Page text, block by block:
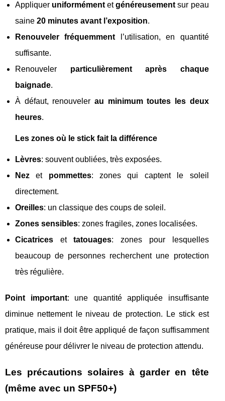
Appliquer uniformément etgénéreusement sur peau
saine 20 minutes avant l’exposition.
Renouveler fréquemment l’utilisation, en quantité
suffisante.
Renouveler particulièrement après chaque
baignade.
À défaut, renouveler au minimum toutes les deux
heures.
Les zones où le stick fait la différence
Lèvres: souvent oubliées, très exposées.
Nez et pommettes: zones qui captent le soleil
directement.
Oreilles: un classique des coups de soleil.
Zones sensibles: zones fragiles, zones localisées.
Cicatrices ettatouages: zones pour lesquelles
beaucoup de personnes recherchent une protection
très régulière.
Point important: une quantité appliquée insuffisante
diminue nettement le niveau de protection. Le stick est
pratique, mais il doit être appliqué de façon suffisamment
généreuse pour délivrer le niveau de protection attendu.
Les précautions solaires à garder en tête
(même avec un SPF50+)